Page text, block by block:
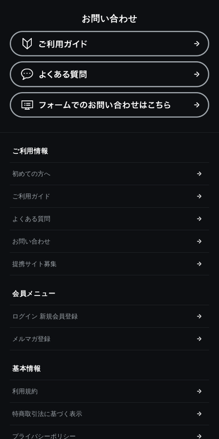
お問い合わせ
ご利用情報
初めての方へ
ご利用ガイド
よくある質問
お問い合わせ
提携サイト募集
会員メニュー
ログイン 新規会員登録
メルマガ登録
基本情報
利用規約
特商取引法に基づく表示
プライバシーポリシー